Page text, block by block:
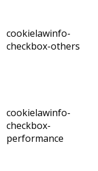
cookielawinfo-
checkbox-others
cookielawinfo-
checkbox-
performance